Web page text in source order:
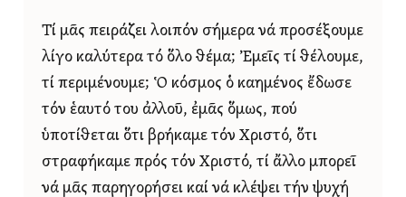
Τί μᾶς πειράζει λοιπόν σήμερα νά προσέξουμε
λίγο καλύτερα τό ὅλο θέμα; Ἐμεῖς τί θέλουμε,
τί περιμένουμε; Ὁ κόσμος ὁ καημένος ἔδωσε
τόν ἑαυτό του ἀλλοῦ, ἐμᾶς ὅμως, πού
ὑποτίθεται ὅτι βρήκαμε τόν Χριστό, ὅτι
στραφήκαμε πρός τόν Χριστό, τί ἄλλο μπορεῖ
νά μᾶς παρηγορήσει καί νά κλέψει τήν ψυχή